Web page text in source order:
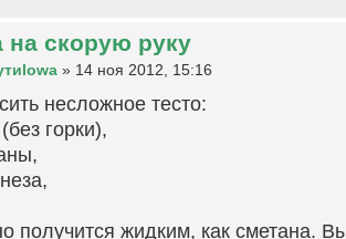
на скорую руку
» 14 ноя 2012, 15:16
несложное тесто:
горки),
получится жидким, как сметана.